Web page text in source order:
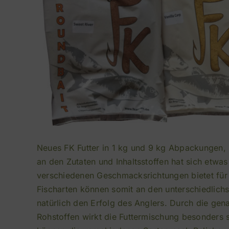
Neues FK Futter in 1 kg und 9 kg Abpackungen,
an den Zutaten und Inhaltsstoffen hat sich
verschiedenen Geschmacksrichtungen bietet
Fischarten können somit an den
natürlich den Erfolg des Anglers. Durch die
Rohstoffen wirkt die Futtermischung